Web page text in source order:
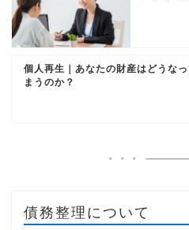
個人再生｜あなたの財産はどうなっ
まうのか？
債務整理について